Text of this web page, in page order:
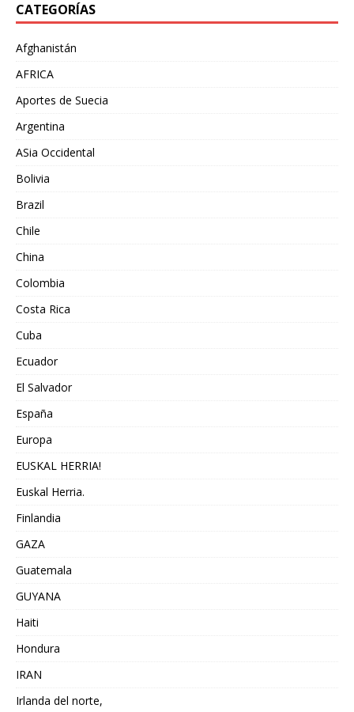
CATEGORÍAS
Afghanistán
AFRICA
Aportes de Suecia
Argentina
ASia Occidental
Bolivia
Brazil
Chile
China
Colombia
Costa Rica
Cuba
Ecuador
El Salvador
España
Europa
EUSKAL HERRIA!
Euskal Herria.
Finlandia
GAZA
Guatemala
GUYANA
Haiti
Hondura
IRAN
Irlanda del norte,